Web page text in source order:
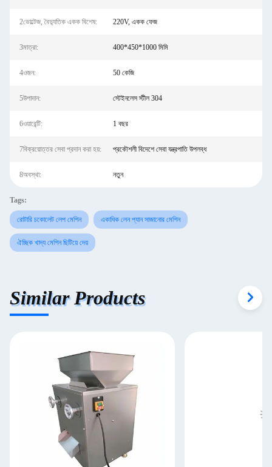
2ভোল্টেজ, বৈদ্যুতিক একক বিশেষ: 220V, একক ফেজ
3মাত্রা: 400*450*1000 মিমি
4ওজন: 50 কেজি
5উপাদান: স্টেইনলেস স্টীল 304
6ওয়ারেন্টি: 1 বছর
7বিক্রয়োত্তর সেবা প্রদান করা হয়: প্রকৌশলী বিদেশে সেবা যন্ত্রপাতি উপলব্ধ
8অবস্থা: নতুন
Tags:
রোটারি চকোলেট লেপ মেশিন একাধিক লেন প্যান সাজানোর মেশিন
ঐচ্ছিক খাদ্য মেশিন ছিটিয়ে দেয়
Similar Products